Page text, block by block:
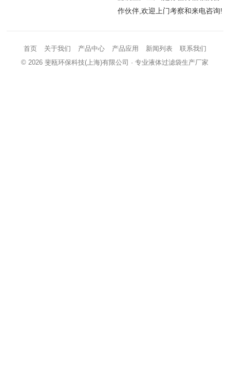
作伙伴,欢迎上门考察和来电咨询!
首页 关于我们 产品中心 产品应用 新闻列表
联系我们
© 2026斐瓯环保科技(上海)有限公司 · 专业液体过滤袋生产厂家